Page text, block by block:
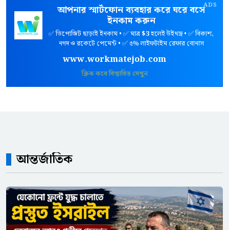
ADS
আপনার স্মার্টফোন ব্যবহার করে ঘরে বসে
ইনকাম করুন
✅ ডিপোজিট ছাড়াই ইনকাম • ✅ মাত্র$3হলেই উইথড্র • ✅ বিকাশ,
নগদ ও রকেটে পেমেন্ট • ✅ ৫% লাইফটাইম রেফার বোনাস
www.workmatejob.com
ক্লিক করে বিস্তারিত দেখুন
আন্তর্জাতিক